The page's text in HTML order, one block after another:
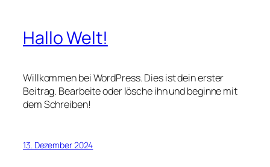
Hallo Welt!
Willkommen bei WordPress. Dies ist dein erster
Beitrag. Bearbeite oder lösche ihn und beginne mit
dem Schreiben!
13. Dezember 2024